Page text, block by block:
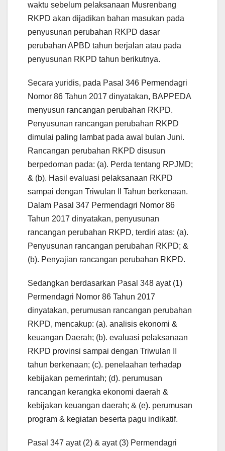
waktu sebelum pelaksanaan Musrenbang
RKPD akan dijadikan bahan masukan pada
penyusunan perubahan RKPD dasar
perubahan APBD tahun berjalan atau pada
penyusunan RKPD tahun berikutnya.
Secara yuridis, pada Pasal 346 Permendagri
Nomor 86 Tahun 2017 dinyatakan, BAPPEDA
menyusun rancangan perubahan RKPD.
Penyusunan rancangan perubahan RKPD
dimulai paling lambat pada awal bulan Juni.
Rancangan perubahan RKPD disusun
berpedoman pada: (a). Perda tentang RPJMD;
& (b). Hasil evaluasi pelaksanaan RKPD
sampai dengan Triwulan II Tahun berkenaan.
Dalam Pasal 347 Permendagri Nomor 86
Tahun 2017 dinyatakan, penyusunan
rancangan perubahan RKPD, terdiri atas: (a).
Penyusunan rancangan perubahan RKPD; &
(b). Penyajian rancangan perubahan RKPD.
Sedangkan berdasarkan Pasal 348 ayat (1)
Permendagri Nomor 86 Tahun 2017
dinyatakan, perumusan rancangan perubahan
RKPD, mencakup: (a). analisis ekonomi &
keuangan Daerah; (b). evaluasi pelaksanaan
RKPD provinsi sampai dengan Triwulan II
tahun berkenaan; (c). penelaahan terhadap
kebijakan pemerintah; (d). perumusan
rancangan kerangka ekonomi daerah &
kebijakan keuangan daerah; & (e). perumusan
program & kegiatan beserta pagu indikatif.
Pasal 347 ayat (2) & ayat (3) Permendagri